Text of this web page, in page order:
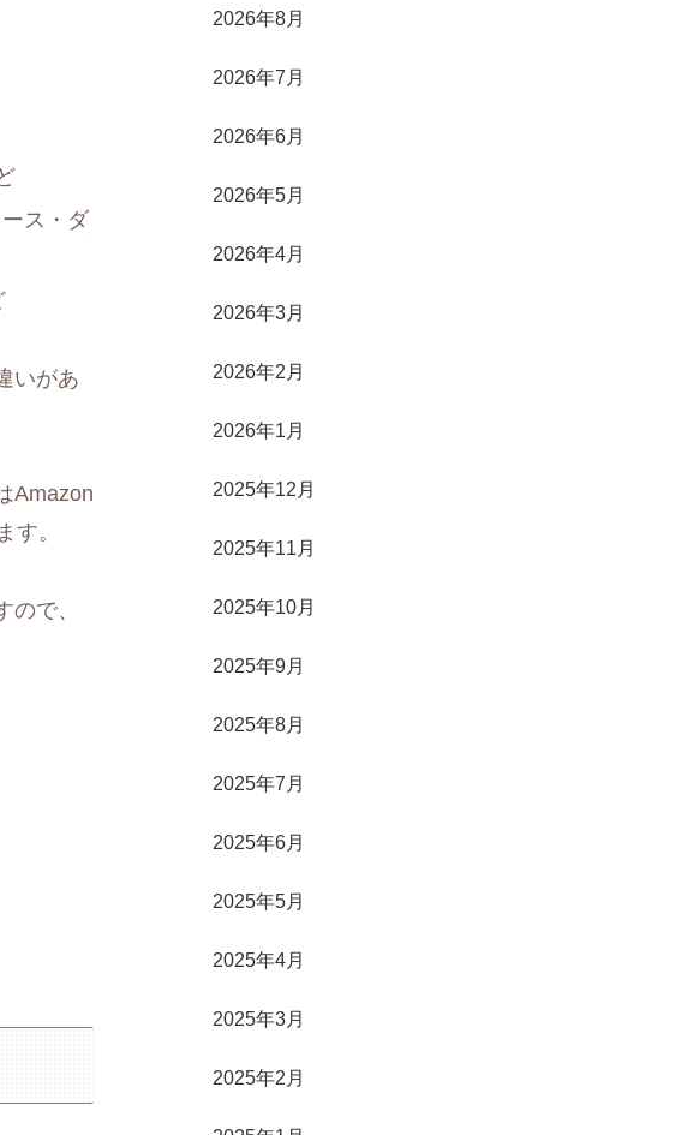
ス・ダ
いがあ
Amazon
す。
で、
2026年8月
2026年7月
2026年6月
2026年5月
2026年4月
2026年3月
2026年2月
2026年1月
2025年12月
2025年11月
2025年10月
2025年9月
2025年8月
2025年7月
2025年6月
2025年5月
2025年4月
2025年3月
2025年2月